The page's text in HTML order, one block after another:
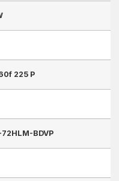
225 P
BDVP